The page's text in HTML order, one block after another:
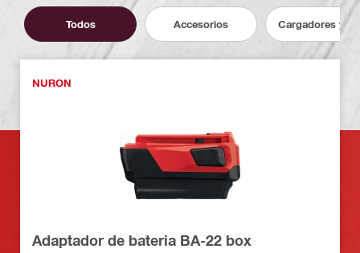
Todos Accesorios Cargadores y
NURON
Adaptador de bateria BA-22 box